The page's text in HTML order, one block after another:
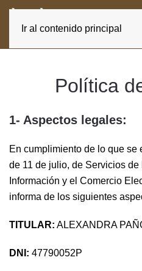
Ir al contenido principal
Política
1- Aspectos legales:
En cumplimiento de lo que se
de 11 de julio, de Servicios
Información y el Comercio
informa de los siguientes
TITULAR: ALEXANDRA
DNI: 47790052P